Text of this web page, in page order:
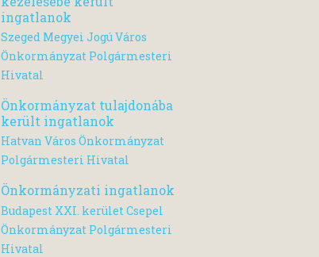
ingatlanok
Szeged Megyei Jogú Város
Önkormányzat Polgármesteri
Hivatal
Önkormányzat tulajdonába
került ingatlanok
Hatvan Város Önkormányzat
Polgármesteri Hivatal
Önkormányzati ingatlanok
Budapest XXI. kerület Csepel
Önkormányzat Polgármesteri
Hivatal